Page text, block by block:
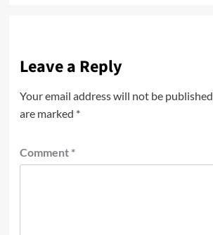
Leave a Reply
Your email address will not be published.
are marked *
Comment *